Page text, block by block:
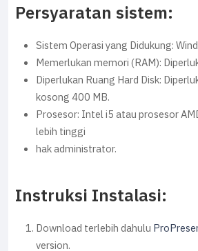
Persyaratan sistem:
Sistem Operasi yang Didukung:
Memerlukan memori (RAM):
Diperlukan Ruang Hard Disk:
kosong 400 MB.
Prosesor: Intel i5 atau prosesor
lebih tinggi
hak administrator.
Instruksi Instalasi:
Download terlebih dahulu
version.